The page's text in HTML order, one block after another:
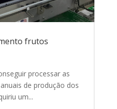
frutos
processar as
de produção dos
um...